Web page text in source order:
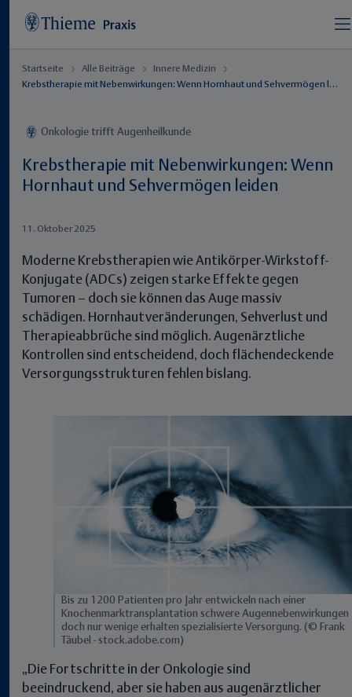
Startseite Alle Beiträge
Innere Medizin
Krebstherapie mit Nebenwirkungen: Wenn Hornhaut und Sehvermögen leiden
Onkologie trifft Augenheilkunde
Krebstherapie mit Nebenwirkungen: Wenn
Hornhaut und Sehvermögen leiden
11. Oktober 2025
Moderne Krebstherapien wie Antikörper-Wirkstoff-
Konjugate (ADCs) zeigen starke Effekte gegen
Tumoren – doch sie können das Auge massiv
schädigen. Hornhautveränderungen, Sehverlust und
Therapieabbrüche sind möglich. Augenärztliche
Kontrollen sind entscheidend, doch flächendeckende
Versorgungsstrukturen fehlen bislang.
Bis zu 1200 Patienten pro Jahr entwickeln nach einer
Knochenmarktransplantation schwere Augennebenwirkungen
doch nur wenige erhalten spezialisierte Versorgung. (© Frank
Täubel - stock.adobe.com)
„Die Fortschritte in der Onkologie sind
beeindruckend, aber sie haben aus augenärztlicher